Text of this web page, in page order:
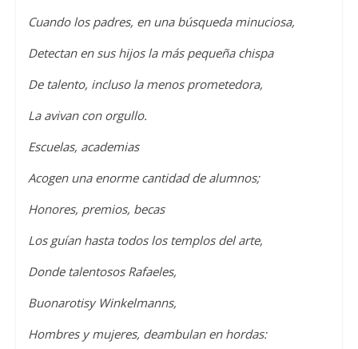
Cuando los padres, en una búsqueda minuciosa,
Detectan en sus hijos la más pequeña chispa
De talento, incluso la menos prometedora,
La avivan con orgullo.
Escuelas, academias
Acogen una enorme cantidad de alumnos;
Honores, premios, becas
Los guían hasta todos los templos del arte,
Donde talentosos Rafaeles,
Buonarotisy Winkelmanns,
Hombres y mujeres, deambulan en hordas: